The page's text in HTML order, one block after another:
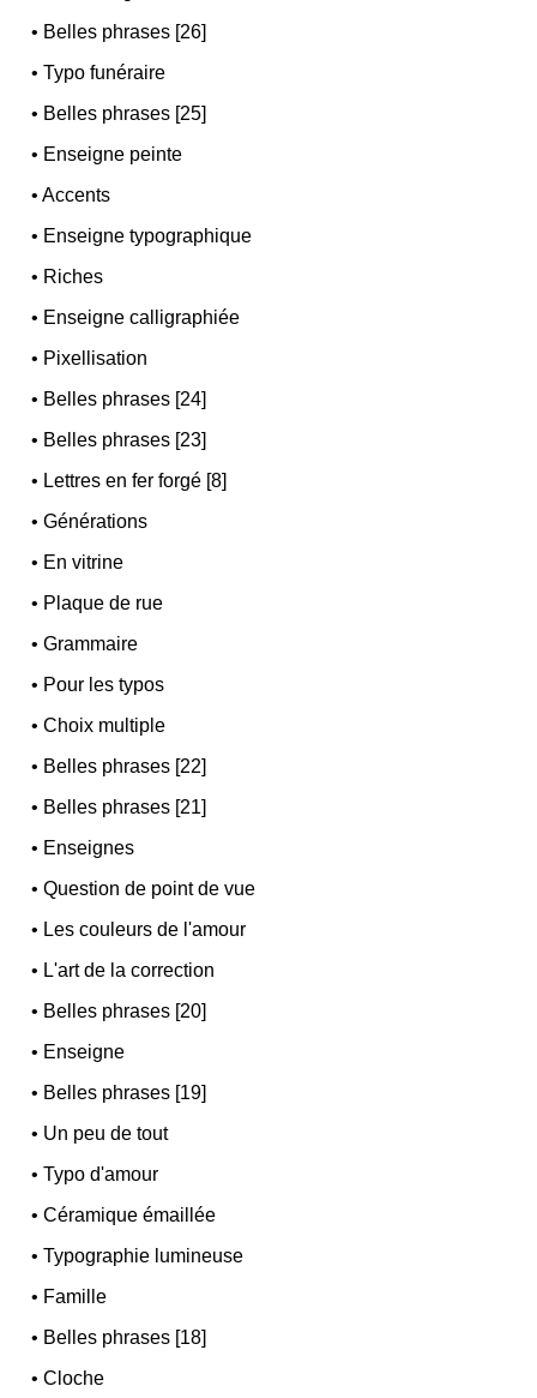
• Belles phrases [26]
•Typo funéraire
• Belles phrases [25]
• Enseigne peinte
•Accents
• Enseigne typographique
• Riches
• Enseigne calligraphiée
• Pixellisation
• Belles phrases [24]
• Belles phrases [23]
• Lettres en fer forgé [8]
•Générations
• En vitrine
• Plaque de rue
•Grammaire
• Pour les typos
•Choix multiple
• Belles phrases [22]
• Belles phrases [21]
• Enseignes
•Question de point de vue
• Les couleurs de l'amour
• L'art de la correction
• Belles phrases [20]
• Enseigne
• Belles phrases [19]
• Un peu de tout
•Typo d'amour
•Céramique émaillée
•Typographie lumineuse
• Famille
• Belles phrases [18]
•Cloche